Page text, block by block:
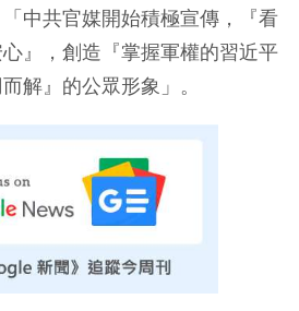
中共官媒開始積極宣傳，『看
』，創造『掌握軍權的習近平
解』的公眾形象」。